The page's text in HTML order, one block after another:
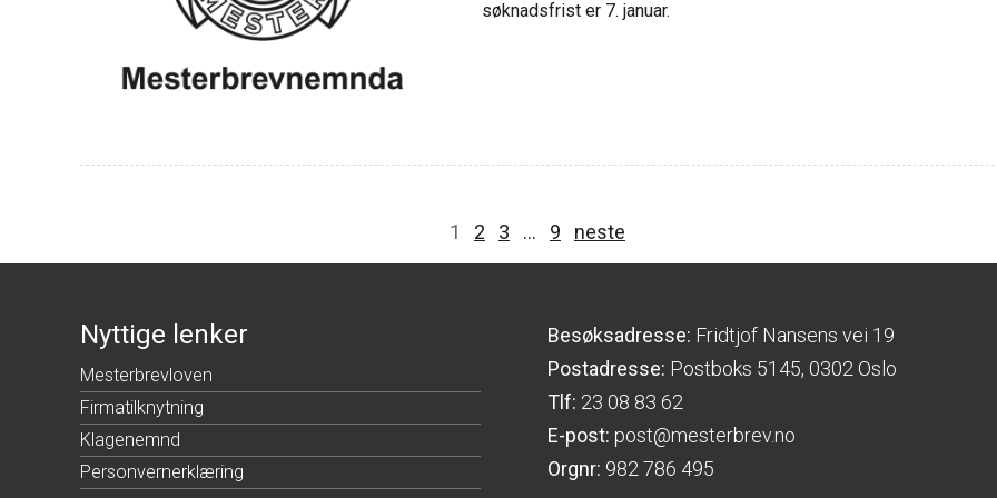
søknadsfrist er 7. januar.
1 2 3 … 9 neste
Nyttige lenker
Mesterbrevloven
Firmatilknytning
Klagenemnd
Personvernerklæring
Besøksadresse: Fridtjof Nansens vei 19
Postadresse: Postboks 5145, 0302 Oslo
Tlf: 23 08 83 62
E-post: post@mesterbrev.no
Orgnr: 982 786 495